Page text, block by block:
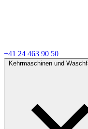
+41 24 463 90 50